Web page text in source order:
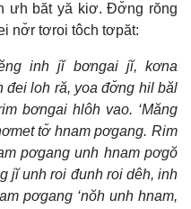
ưh băt yă kiơ. Đơ̆ng rŏng
nơ̆r tơroi tôch tơpăt:
inh jĭ bơngai jĭ, kơna
đei loh ră, yoa đơ̆ng hil băl
bơngai hlôh vao. ‘Măng
tơ̆ hnam pơgang. Rim
pơgang unh hnam pơgŏ
jĭ unh roi đunh roi dêh, inh
pơgang ‘nŏh unh hnam,